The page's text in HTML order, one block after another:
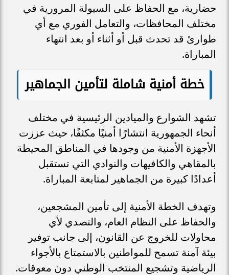
حضارية، مع الحفاظ على السيولة المرورية في
مختلف المحافظات، والتعامل الفوري مع أي
طوارئ قد تحدث قبل أو أثناء أو بعد انتهاء
المباراة.
خطة أمنية شاملة لتأمين الجماهير
تشهد الشوارع والميادين الرئيسية في مختلف
أنحاء الجمهورية انتشارًا أمنيًا مكثفًا، حيث عززت
الأجهزة الأمنية من وجودها في المناطق المحيطة
بالمقاهي والكافيهات والنوادي التي تستقبل
أعدادًا كبيرة من الجماهير لمتابعة المباراة.
وتهدف الخطة الأمنية إلى تأمين المشجعين،
والحفاظ على النظام العام، والتصدي لأي
محاولات للخروج عن القانون، إلى جانب توفير
بيئة آمنة تسمح للمواطنين بالاستمتاع بالأجواء
الرياضية وتشجيع المنتخب الوطني دون معوقات.